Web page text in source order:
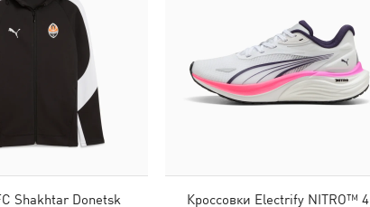
Shakhtar Donetsk Кроссовки Electrify NITRO™ 4